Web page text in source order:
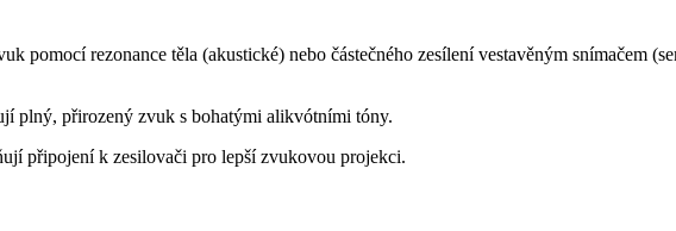
pomocí rezonance těla (akustické) nebo částečného zesílení vestavěným snímačem
plný, přirozený zvuk s bohatými alikvótními tóny.
připojení k zesilovači pro lepší zvukovou projekci.